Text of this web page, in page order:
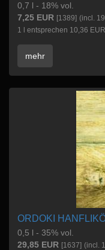
0,7 l - 18% vol.
7,25 EUR [1389] (incl.
1 l entsprechen 10,36
mehr
ORDOKI
0,5 l - 35% vol.
29,85 EUR [1637] (incl.